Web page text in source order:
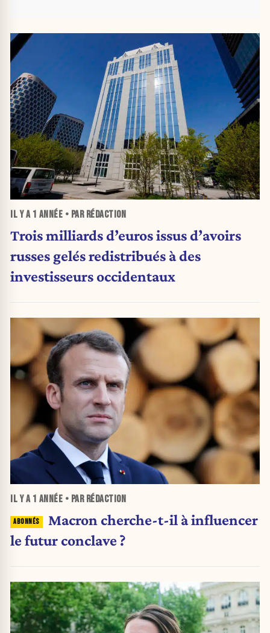
IL Y A 1 ANNÉE • PAR RÉDACTION
Trois milliards d’euros issus d’avoirs
russes gelés redistribués à des
investisseurs occidentaux
IL Y A 1 ANNÉE • PAR RÉDACTION
Macron cherche-t-il à influencer
le futur conclave ?